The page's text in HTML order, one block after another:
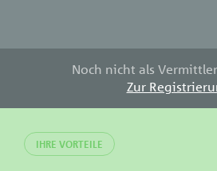
Noch nicht als
Zur
IHRE VORTEILE